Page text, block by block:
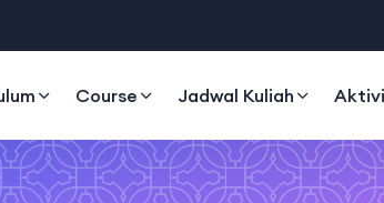
Course Jadwal Kuliah